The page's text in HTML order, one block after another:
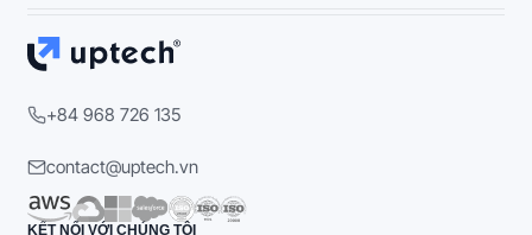
+84 968 726 135
contact@uptech.vn
KẾT NỐI VỚI CHÚNG TÔI